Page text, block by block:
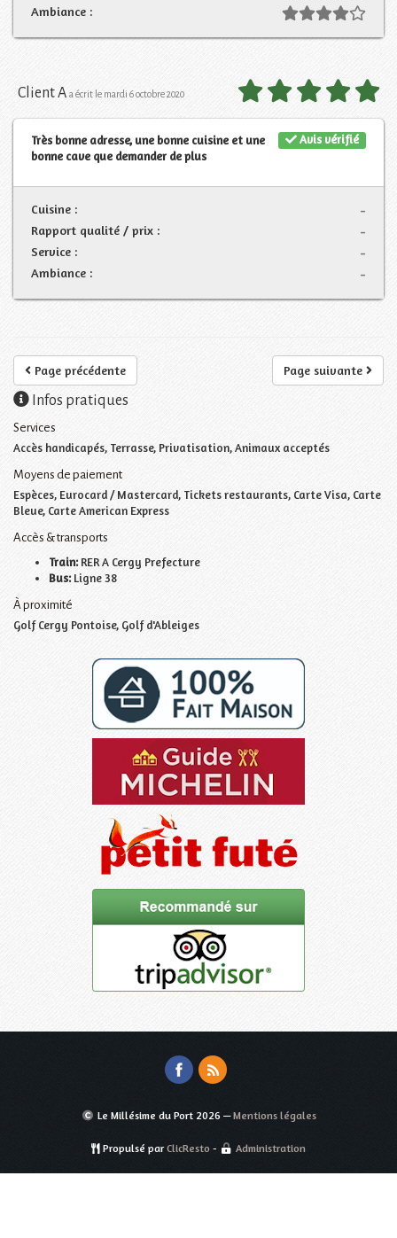
Ambiance :
Client A a écrit le mardi 6 octobre 2020
Avis vérifié
Très bonne adresse, une bonne cuisine et une
bonne cave que demander de plus
-
Cuisine :
-
Rapport qualité / prix :
-
Service :
-
Ambiance :
Page suivante
Page précédente
Infos pratiques
Services
Accès handicapés, Terrasse, Privatisation, Animaux acceptés
Moyens de paiement
Espèces, Eurocard / Mastercard, Tickets restaurants, Carte Visa, Carte
Bleue, Carte American Express
Accès & transports
Train:RER A Cergy Prefecture
Bus:Ligne 38
À proximité
Golf Cergy Pontoise, Golf d'Ableiges
Le Millésime du Port2026 —Mentions légales
Propulsé parClicResto - Administration